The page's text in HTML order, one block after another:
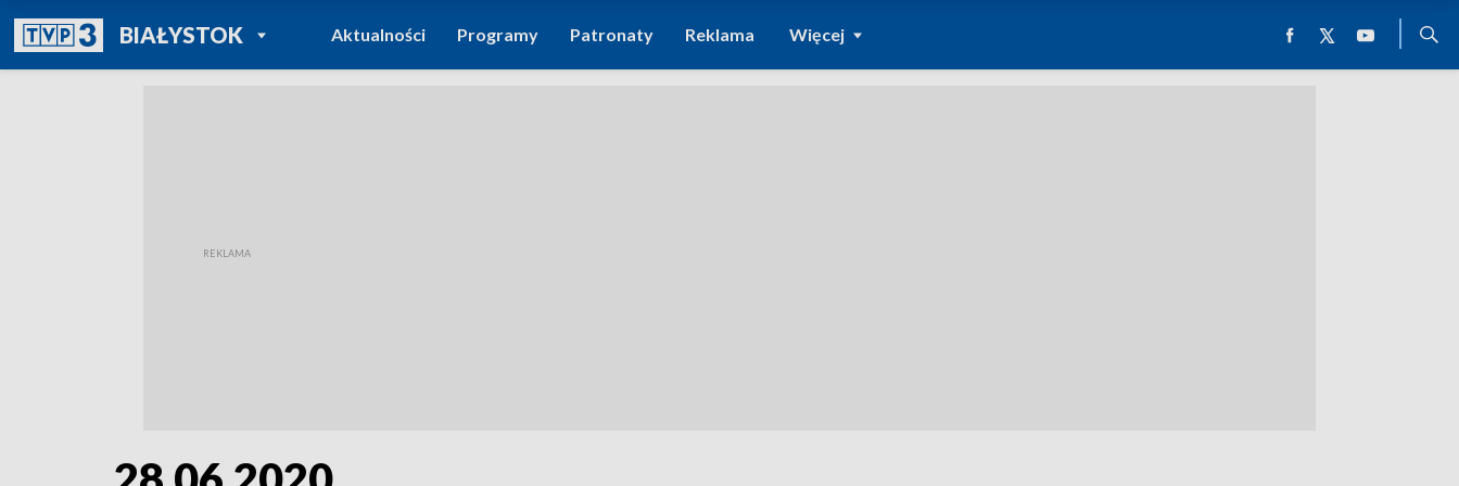
BIAŁYSTOKPOWRÓT DO
TVP REGIONY
Aktualności Programy Patronaty Reklama Więcej